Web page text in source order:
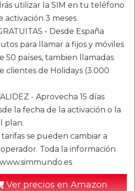
utilizar la SIM en tu teléfono
activación 3 meses.
- Desde España
para llamar a fijos y móviles
50 países, tambien llamadas
clientes de Holidays (3.000
- Aprovecha 15 días
la fecha de la activación o la
plan.
tarifas se pueden cambiar a
Toda la información
Ver precios en Amazon